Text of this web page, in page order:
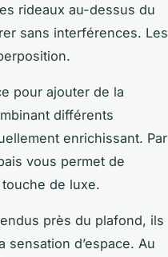
rideaux au-dessus du
sans interférences. Les
pour ajouter de la
différents
enrichissant. Par
vous permet de
de luxe.
près du plafond, ils
sensation d’espace. Au